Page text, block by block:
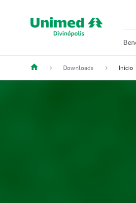
Downloads Início